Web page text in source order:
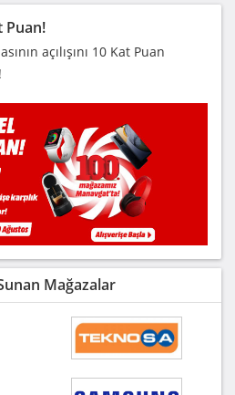
Puan!
açılışını 10 Kat Puan
Mağazalar